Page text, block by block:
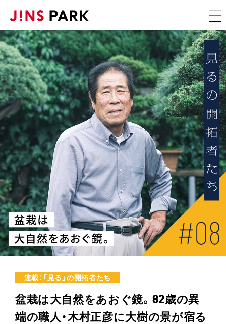
連載：「見る」の開拓者たち
盆栽は大自然をあおぐ鏡。82歳の異
端の職人・木村正彦に大樹の景が宿る